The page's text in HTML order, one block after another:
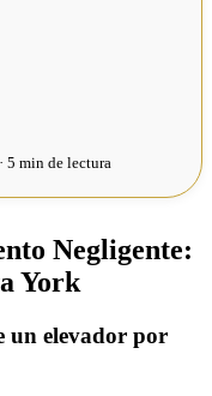
5 min de lectura
Negligente:
York
un elevador por